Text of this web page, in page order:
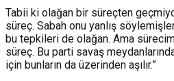
Tabii ki olağan bir süreçten
süreç. Sabah onu yanlış
bu tepkileri de olağan. Ama
süreç. Bu parti savaş
için bunların da üzerinden aşılır.”